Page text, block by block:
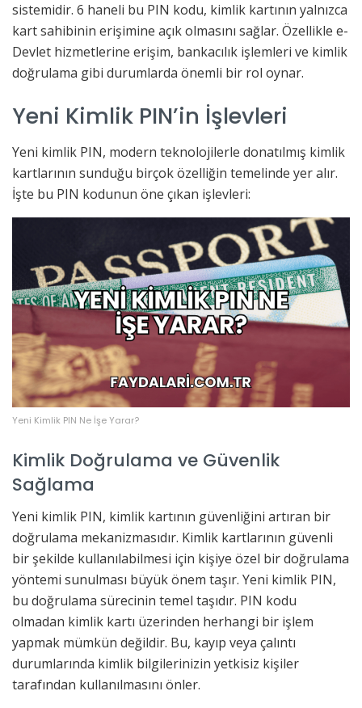
sistemidir. 6 haneli bu PIN kodu, kimlik kartının yalnızca
kart sahibinin erişimine açık olmasını sağlar. Özellikle e-
Devlet hizmetlerine erişim, bankacılık işlemleri ve kimlik
doğrulama gibi durumlarda önemli bir rol oynar.
Yeni Kimlik PIN’in İşlevleri
Yeni kimlik PIN, modern teknolojilerle donatılmış kimlik
kartlarının sunduğu birçok özelliğin temelinde yer alır.
İşte bu PIN kodunun öne çıkan işlevleri:
Yeni Kimlik PIN Ne İşe Yarar?
Kimlik Doğrulama ve Güvenlik
Sağlama
Yeni kimlik PIN, kimlik kartının güvenliğini artıran bir
doğrulama mekanizmasıdır. Kimlik kartlarının güvenli
bir şekilde kullanılabilmesi için kişiye özel bir doğrulama
yöntemi sunulması büyük önem taşır. Yeni kimlik PIN,
bu doğrulama sürecinin temel taşıdır. PIN kodu
olmadan kimlik kartı üzerinden herhangi bir işlem
yapmak mümkün değildir. Bu, kayıp veya çalıntı
durumlarında kimlik bilgilerinizin yetkisiz kişiler
tarafından kullanılmasını önler.